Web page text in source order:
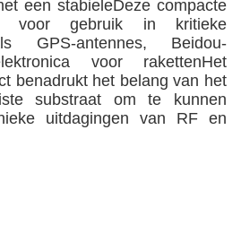
een stabieleDeze compacte
voor gebruik in kritieke
GPS-antennes, Beidou-
voor rakettenHet
benadrukt het belang van het
substraat om te kunnen
uitdagingen van RF en